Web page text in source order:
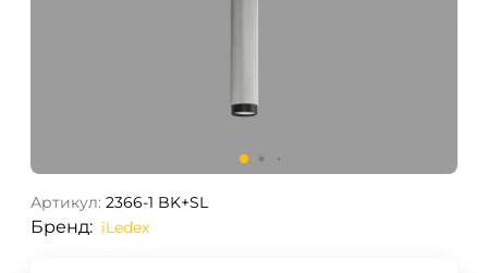
Артикул: 2366-1 BK+SL
Бренд: iLedex